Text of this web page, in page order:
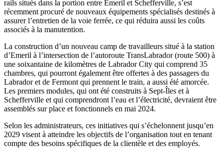
rails situés dans la portion entre Emeril et Schefferville, s’est
récemment procuré de nouveaux équipements spécialisés destinés à
assurer l’entretien de la voie ferrée, ce qui réduira aussi les coûts
associés à la manutention.
La construction d’un nouveau camp de travailleurs situé à la station
d’Emeril à l’intersection de l’autoroute TransLabrador (route 500) à
une soixantaine de kilomètres de Labrador City qui comprend 35
chambres, qui pourront également être offertes à des passagers du
Labrador et de Fermont qui prennent le train, a aussi été amorcée.
Les premiers modules, qui ont été construits à Sept-Îles et à
Schefferville et qui comprendront l’eau et l’électricité, devraient être
assemblés sur place et fonctionnels en mai 2024.
Selon les administrateurs, ces initiatives qui s’échelonnent jusqu’en
2029 visent à atteindre les objectifs de l’organisation tout en tenant
compte des besoins spécifiques de la clientèle et des employés.